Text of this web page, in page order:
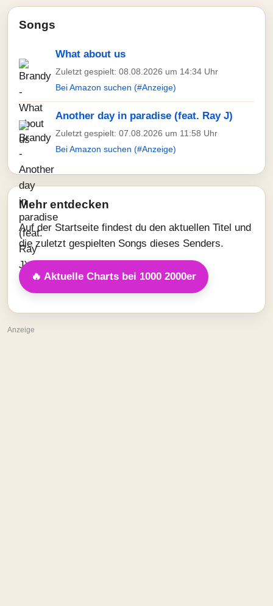
Songs
What about us
Zuletzt gespielt: 08.08.2026 um 14:34 Uhr
Bei Amazon suchen (#Anzeige)
Another day in paradise (feat. Ray J)
Zuletzt gespielt: 07.08.2026 um 11:58 Uhr
Bei Amazon suchen (#Anzeige)
Mehr entdecken
Auf der Startseite findest du den aktuellen Titel und
die zuletzt gespielten Songs dieses Senders.
🔥 Aktuelle Charts bei 1000 2000er
Anzeige